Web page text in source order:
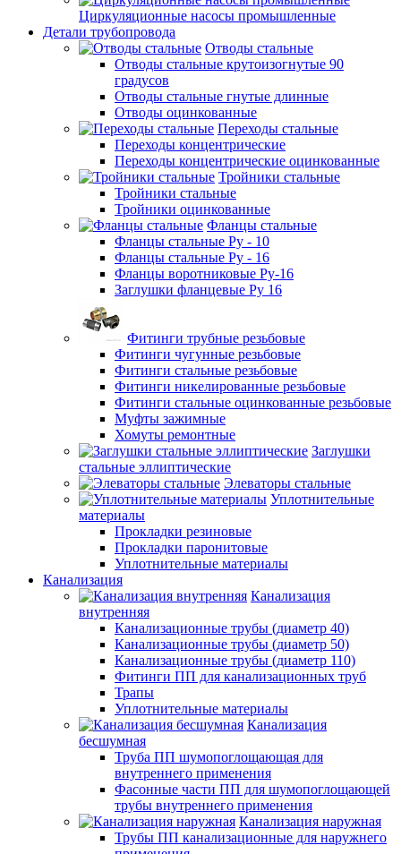
Циркуляционные насосы промышленные
Детали трубопровода
Отводы стальные
Отводы стальные крутоизогнутые 90
градусов
Отводы стальные гнутые длинные
Отводы оцинкованные
Переходы стальные
Переходы концентрические
Переходы концентрические оцинкованные
Тройники стальные
Тройники стальные
Тройники оцинкованные
Фланцы стальные
Фланцы стальные Ру - 10
Фланцы стальные Ру - 16
Фланцы воротниковые Ру-16
Заглушки фланцевые Ру 16
Фитинги трубные резьбовые
Фитинги чугунные резьбовые
Фитинги стальные резьбовые
Фитинги никелированные резьбовые
Фитинги стальные оцинкованные резьбовые
Муфты зажимные
Хомуты ремонтные
Заглушки
стальные эллиптические
Элеваторы стальные
Уплотнительные
материалы
Прокладки резиновые
Прокладки паронитовые
Уплотнительные материалы
Канализация
Канализация
внутренняя
Канализационные трубы (диаметр 40)
Канализационные трубы (диаметр 50)
Канализационные трубы (диаметр 110)
Фитинги ПП для канализационных труб
Трапы
Уплотнительные материалы
Канализация
бесшумная
Труба ПП шумопоглощающая для
внутреннего применения
Фасонные части ПП для шумопоглощающей
трубы внутреннего применения
Канализация наружная
Трубы ПП канализационные для наружнего